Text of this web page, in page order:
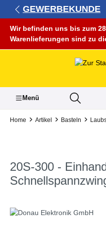
springen
GEWERBEKUNDE
Wir befinden uns bis zum
Warenlieferungen sind zu
Menü
Home Artikel Basteln
20S-300 -